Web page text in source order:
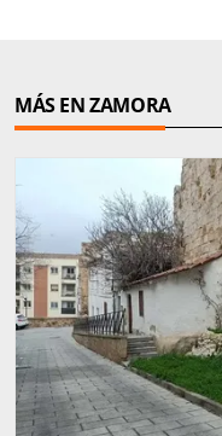
MÁS EN ZAMORA